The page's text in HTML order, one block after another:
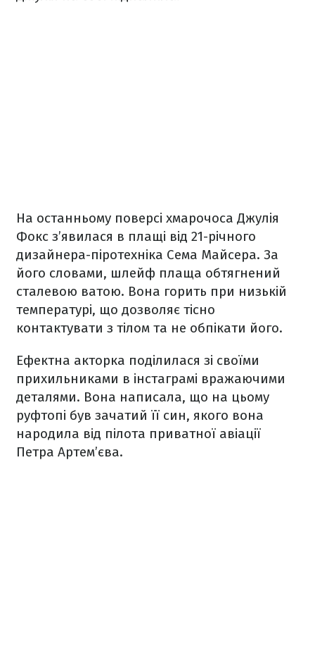
На останньому поверсі хмарочоса Джулія
Фокс з’явилася в плащі від 21-річного
дизайнера-піротехніка Сема Майсера. За
його словами, шлейф плаща обтягнений
сталевою ватою. Вона горить при низькій
температурі, що дозволяє тісно
контактувати з тілом та не обпікати його.
Ефектна акторка поділилася зі своїми
прихильниками в інстаграмі вражаючими
деталями. Вона написала, що на цьому
руфтопі був зачатий її син, якого вона
народила від пілота приватної авіації
Петра Артем’єва.